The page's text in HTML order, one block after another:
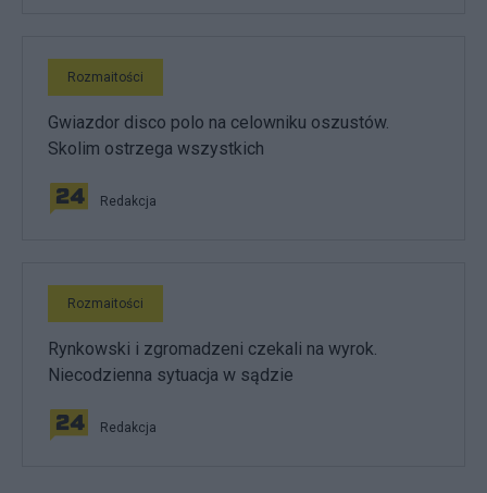
Rozmaitości
Gwiazdor disco polo na celowniku oszustów.
Skolim ostrzega wszystkich
Redakcja
Rozmaitości
Rynkowski i zgromadzeni czekali na wyrok.
Niecodzienna sytuacja w sądzie
Redakcja